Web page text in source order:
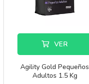
VER
Agility Gold Pequeños
Adultos 1.5 Kg